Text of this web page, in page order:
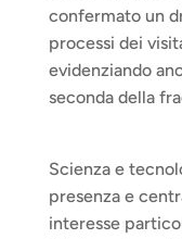
confermato un
processi dei
evidenziando
seconda della
Scienza e
presenza e
interesse